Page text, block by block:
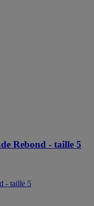
Rebond - taille 5
- taille 5